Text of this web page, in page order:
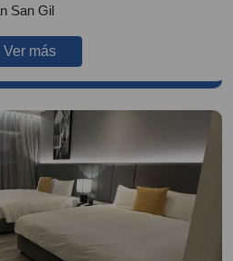
San Gil
Ver más